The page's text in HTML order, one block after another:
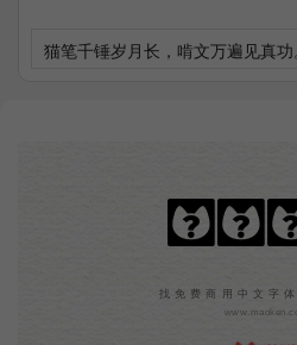
朱雀
找免费商用中文字